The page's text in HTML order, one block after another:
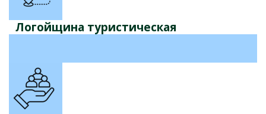
Логойщина туристическая